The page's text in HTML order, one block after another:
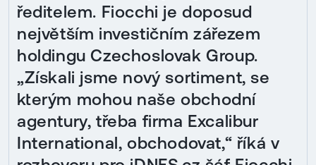
ředitelem. Fiocchi je doposud
největším investičním zářezem
holdingu Czechoslovak Group.
„Získali jsme nový sortiment, se
kterým mohou naše obchodní
agentury, třeba firma Excalibur
International, obchodovat,“ říká v